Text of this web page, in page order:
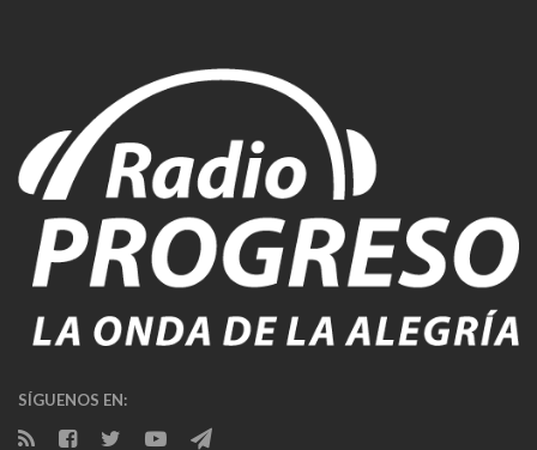
SÍGUENOS EN: